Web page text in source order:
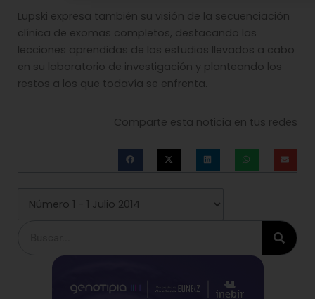
Lupski expresa también su visión de la secuenciación
clínica de exomas completos, destacando las
lecciones aprendidas de los estudios llevados a cabo
en su laboratorio de investigación y planteando los
restos a los que todavía se enfrenta.
Comparte esta noticia en tus redes